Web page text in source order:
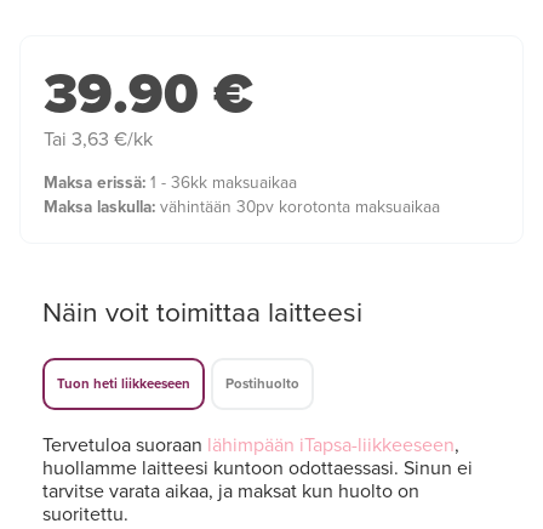
39.90 €
Tai 3,63 €/kk
Maksa erissä: 1 - 36kk maksuaikaa
Maksa laskulla: vähintään 30pv korotonta maksuaikaa
Näin voit toimittaa laitteesi
Tuon heti liikkeeseen Postihuolto
Tervetuloa suoraan lähimpään iTapsa-liikkeeseen,
huollamme laitteesi kuntoon odottaessasi. Sinun ei
tarvitse varata aikaa, ja maksat kun huolto on
suoritettu.